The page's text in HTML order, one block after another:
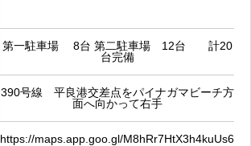
第一駐車場 8台 第二駐車場 12台 計20
台完備
390号線 平良港交差点をパイナガマビーチ方
面へ向かって右手
https://maps.app.goo.gl/M8hRr7HtX3h4kuUs6